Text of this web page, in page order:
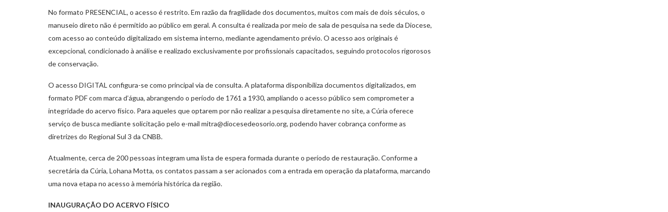
No formato PRESENCIAL, o acesso é restrito. Em razão da fragilidade dos documentos, muitos com mais de dois séculos, o
manuseio direto não é permitido ao público em geral. A consulta é realizada por meio de sala de pesquisa na sede da Diocese,
com acesso ao conteúdo digitalizado em sistema interno, mediante agendamento prévio. O acesso aos originais é
excepcional, condicionado à análise e realizado exclusivamente por profissionais capacitados, seguindo protocolos rigorosos
de conservação.
O acesso DIGITAL configura-se como principal via de consulta. A plataforma disponibiliza documentos digitalizados, em
formato PDF com marca d’água, abrangendo o período de 1761 a 1930, ampliando o acesso público sem comprometer a
integridade do acervo físico. Para aqueles que optarem por não realizar a pesquisa diretamente no site, a Cúria oferece
serviço de busca mediante solicitação pelo e-mail mitra@diocesedeosorio.org, podendo haver cobrança conforme as
diretrizes do Regional Sul 3 da CNBB.
Atualmente, cerca de 200 pessoas integram uma lista de espera formada durante o período de restauração. Conforme a
secretária da Cúria, Lohana Motta, os contatos passam a ser acionados com a entrada em operação da plataforma, marcando
uma nova etapa no acesso à memória histórica da região.
INAUGURAÇÃO DO ACERVO FÍSICO